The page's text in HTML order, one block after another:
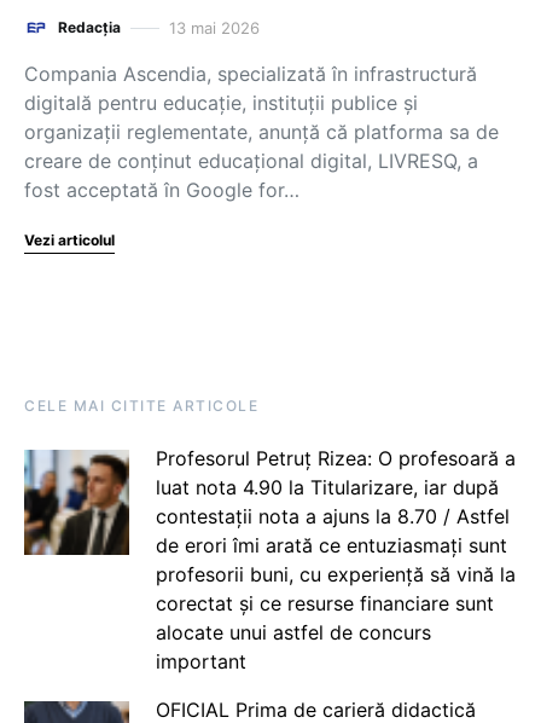
Redacția 13 mai 2026
Compania Ascendia, specializată în infrastructură
digitală pentru educație, instituții publice și
organizații reglementate, anunță că platforma sa de
creare de conținut educațional digital, LIVRESQ, a
fost acceptată în Google for…
Vezi articolul
CELE MAI CITITE ARTICOLE
Profesorul Petruț Rizea: O profesoară a
luat nota 4.90 la Titularizare, iar după
contestații nota a ajuns la 8.70 / Astfel
de erori îmi arată ce entuziasmați sunt
profesorii buni, cu experiență să vină la
corectat și ce resurse financiare sunt
alocate unui astfel de concurs
important
OFICIAL Prima de carieră didactică